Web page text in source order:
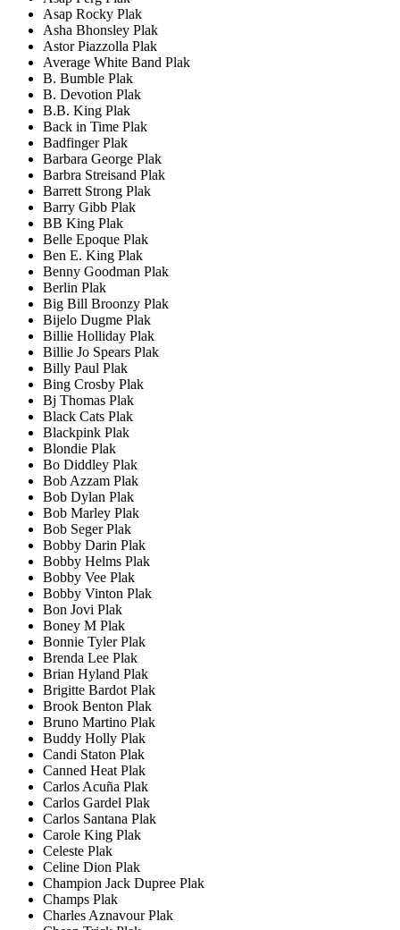
Asap Rocky Plak
Asha Bhonsley Plak
Astor Piazzolla Plak
Average White Band Plak
B. Bumble Plak
B. Devotion Plak
B.B. King Plak
Back in Time Plak
Badfinger Plak
Barbara George Plak
Barbra Streisand Plak
Barrett Strong Plak
Barry Gibb Plak
BB King Plak
Belle Epoque Plak
Ben E. King Plak
Benny Goodman Plak
Berlin Plak
Big Bill Broonzy Plak
Bijelo Dugme Plak
Billie Holliday Plak
Billie Jo Spears Plak
Billy Paul Plak
Bing Crosby Plak
Bj Thomas Plak
Black Cats Plak
Blackpink Plak
Blondie Plak
Bo Diddley Plak
Bob Azzam Plak
Bob Dylan Plak
Bob Marley Plak
Bob Seger Plak
Bobby Darin Plak
Bobby Helms Plak
Bobby Vee Plak
Bobby Vinton Plak
Bon Jovi Plak
Boney M Plak
Bonnie Tyler Plak
Brenda Lee Plak
Brian Hyland Plak
Brigitte Bardot Plak
Brook Benton Plak
Bruno Martino Plak
Buddy Holly Plak
Candi Staton Plak
Canned Heat Plak
Carlos Acuña Plak
Carlos Gardel Plak
Carlos Santana Plak
Carole King Plak
Celeste Plak
Celine Dion Plak
Champion Jack Dupree Plak
Champs Plak
Charles Aznavour Plak